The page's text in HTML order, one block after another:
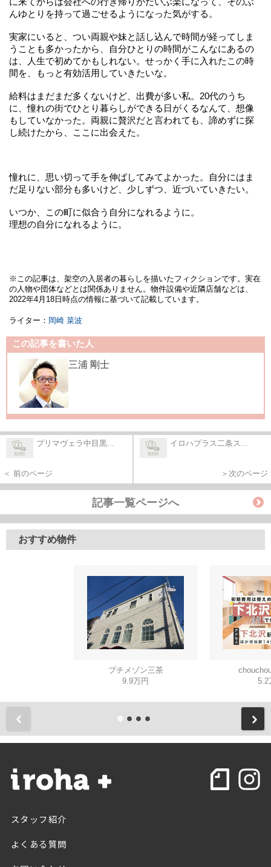
に来てからは会社への行き帰りがだいぶ楽になって、そのぶ
んゆとりを持って過ごせるようになった気がする。
実家にいると、つい両親や妹と話し込んで時間が経ってしま
うことも多かったから、自分ひとりの時間がこんなにあるの
は、人生で初めてかもしれない。せっかく手に入れたこの時
間を、もっと有効活用していきたいな。
給料はまだまだ多くないけど、出費が多い私。20代のうち
に、憧れの街でひとり暮らしができる日がくるなんて、想像
もしていなかった。両親に贅沢だと言われても、諦めずに探
し続けたから、ここに出会えた。
憧れに、思い切って手を伸ばしてみてよかった。自分にはま
だ足りない部分も多いけど、少しずつ、近づいていきたい。
いつか、この町に似合う自分になれるように。
理想の自分になれるように。
※この記事は、架空の入居者の暮らしを描いたフィクションです。実在
の人物や団体などとは関係ありません。物件設備や近隣店舗などは、
2022年4月18日時点の情報に基づいて記載しています。
ライター： 岡崎 菜波
この記事を書いた人
三浦 剛士
プリマヴェラ中目黒...
＜ 前のページ
イロハプラス二条ス...
＞次のページ
記事一覧ページへ
おすすめ物件
プチメゾン三茶
9.9万円
5.2
スタッフ紹介
よくある質問